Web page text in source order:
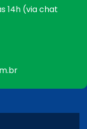
14h (via chat